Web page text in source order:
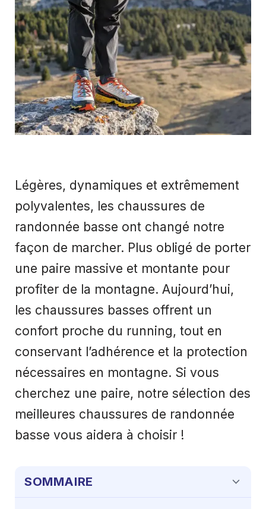
Légères, dynamiques et extrêmement
polyvalentes, les chaussures de
randonnée basse ont changé notre
façon de marcher. Plus obligé de porter
une paire massive et montante pour
profiter de la montagne. Aujourd’hui,
les chaussures basses offrent un
confort proche du running, tout en
conservant l’adhérence et la protection
nécessaires en montagne. Si vous
cherchez une paire, notre sélection des
meilleures chaussures de randonnée
basse vous aidera à choisir !
SOMMAIRE